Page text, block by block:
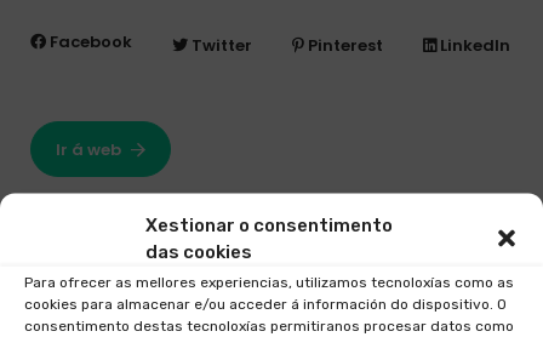
Xestionar o consentimento
das cookies
Para ofrecer as mellores experiencias, utilizamos tecnoloxías como as
cookies para almacenar e/ou acceder á información do dispositivo. O
consentimento destas tecnoloxías permitiranos procesar datos como
Facebook Twitter Pinterest LinkedIn
Ir á web